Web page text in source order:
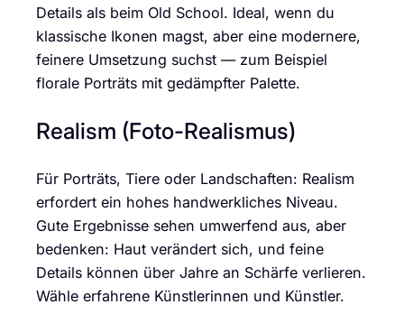
Details als beim Old School. Ideal, wenn du
klassische Ikonen magst, aber eine modernere,
feinere Umsetzung suchst — zum Beispiel
florale Porträts mit gedämpfter Palette.
Realism (Foto-Realismus)
Für Porträts, Tiere oder Landschaften: Realism
erfordert ein hohes handwerkliches Niveau.
Gute Ergebnisse sehen umwerfend aus, aber
bedenken: Haut verändert sich, und feine
Details können über Jahre an Schärfe verlieren.
Wähle erfahrene Künstlerinnen und Künstler.